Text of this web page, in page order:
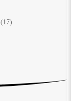
(17)